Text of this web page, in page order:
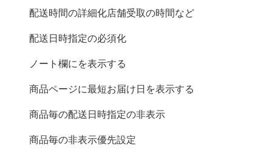
配送時間の詳細化 (店舗受取の時間など)
配送日時指定の必須化
ノート欄にGoogle mapを表示する
商品ページに最短お届け日を表示する
商品毎の配送日時指定の非表示
商品毎の非表示優先設定